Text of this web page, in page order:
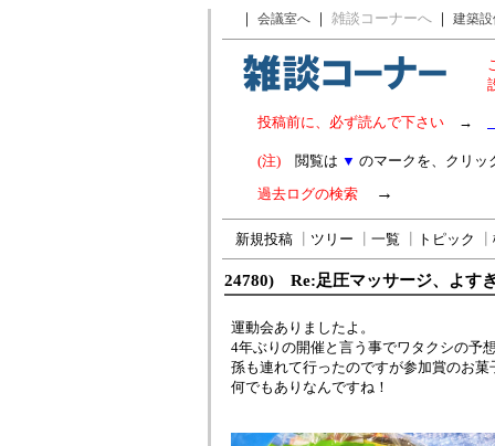
｜ 会議室へ ｜ 雑談コーナーへ ｜ 建築
投稿前に、必ず読んで下さい →
(注) 閲覧は ▼ のマークを、クリッ
過去ログの検索 →
新規投稿 ツリー 一覧 トピック
24780) Re:足圧マッサージ、よす
運動会ありましたよ。
4年ぶりの開催と言う事でワタクシの予
孫も連れて行ったのですが参加賞のお
何でもありなんですね！